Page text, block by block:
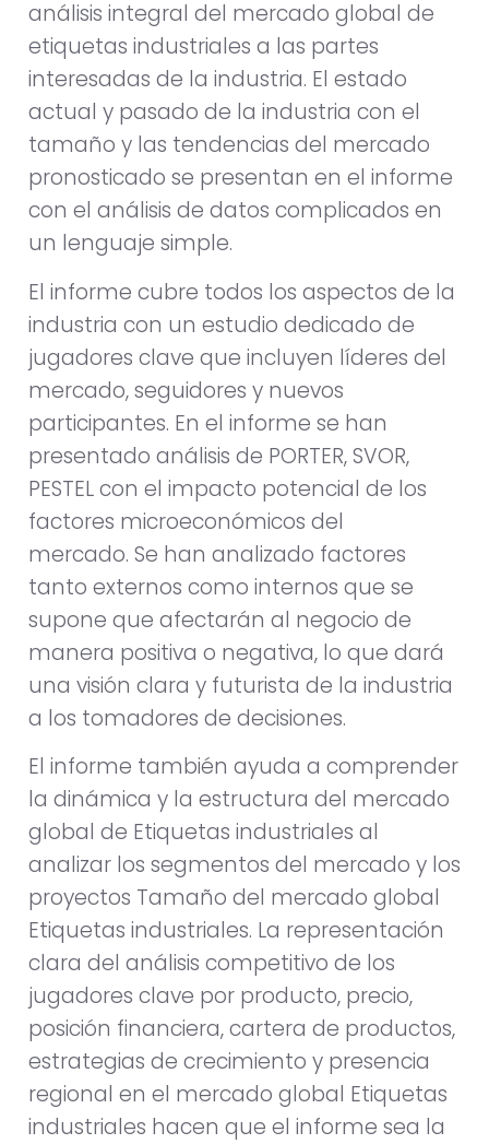
análisis integral del mercado global de
etiquetas industriales a las partes
interesadas de la industria. El estado
actual y pasado de la industria con el
tamaño y las tendencias del mercado
pronosticado se presentan en el informe
con el análisis de datos complicados en
un lenguaje simple.
El informe cubre todos los aspectos de la
industria con un estudio dedicado de
jugadores clave que incluyen líderes del
mercado, seguidores y nuevos
participantes. En el informe se han
presentado análisis de PORTER, SVOR,
PESTEL con el impacto potencial de los
factores microeconómicos del
mercado. Se han analizado factores
tanto externos como internos que se
supone que afectarán al negocio de
manera positiva o negativa, lo que dará
una visión clara y futurista de la industria
a los tomadores de decisiones.
El informe también ayuda a comprender
la dinámica y la estructura del mercado
global de Etiquetas industriales al
analizar los segmentos del mercado y los
proyectos Tamaño del mercado global
Etiquetas industriales. La representación
clara del análisis competitivo de los
jugadores clave por producto, precio,
posición financiera, cartera de productos,
estrategias de crecimiento y presencia
regional en el mercado global Etiquetas
industriales hacen que el informe sea la